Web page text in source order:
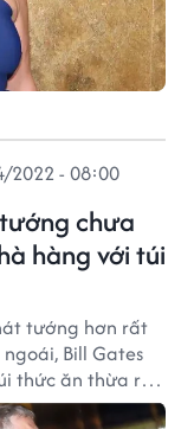
chưa
hàng với túi
2022 - 08:00
tướng hơn rất
Bill Gates
thức ăn thừa rất